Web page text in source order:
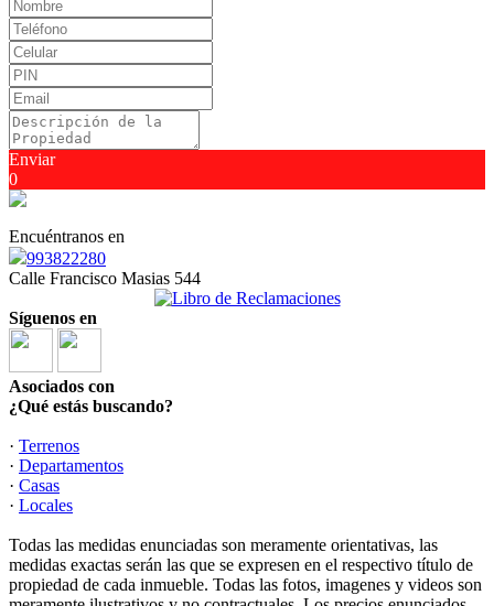
Enviar
0
Encuéntranos en
993822280
Calle Francisco Masias 544
Síguenos en
Asociados con
¿Qué estás buscando?
· Terrenos
· Departamentos
· Casas
· Locales
Todas las medidas enunciadas son meramente orientativas, las
medidas exactas serán las que se expresen en el respectivo título de
propiedad de cada inmueble. Todas las fotos, imagenes y videos son